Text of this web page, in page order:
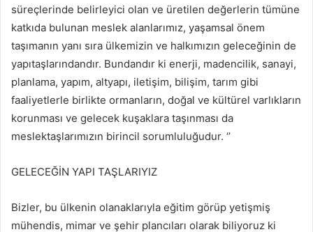
süreçlerinde belirleyici olan ve üretilen değerlerin tümüne
katkıda bulunan meslek alanlarımız, yaşamsal önem
taşımanın yanı sıra ülkemizin ve halkımızın geleceğinin de
yapıtaşlarındandır. Bundandır ki enerji, madencilik, sanayi,
planlama, yapım, altyapı, iletişim, bilişim, tarım gibi
faaliyetlerle birlikte ormanların, doğal ve kültürel varlıkların
korunması ve gelecek kuşaklara taşınması da
meslektaşlarımızın birincil sorumluluğudur. ‘’
GELECEĞİN YAPI TAŞLARIYIZ
Bizler, bu ülkenin olanaklarıyla eğitim görüp yetişmiş
mühendis, mimar ve şehir plancıları olarak biliyoruz ki